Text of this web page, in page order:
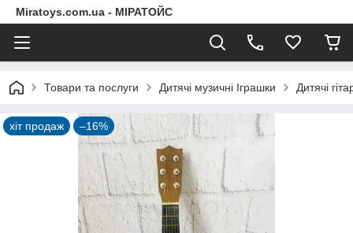
Miratoys.com.ua - МІРАТОЙС
Товари та послуги Дитячі музичні Іграшки Дитячі
хіт продаж –16%